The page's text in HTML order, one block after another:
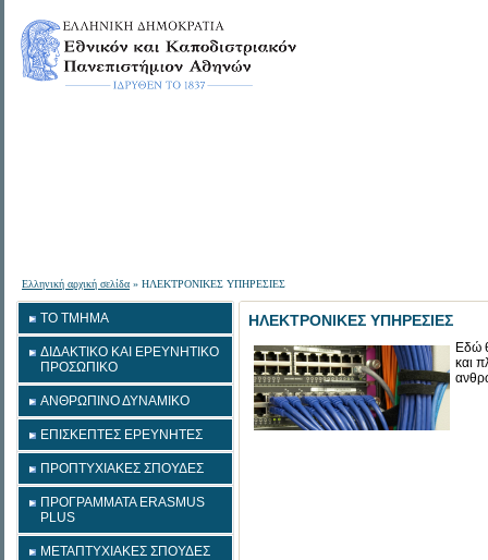
Ελληνική αρχική σελίδα » ΗΛΕΚΤΡΟΝΙΚΕΣ ΥΠΗΡΕΣΙΕΣ
ΤΟ ΤΜΗΜΑ
ΔΙΔΑΚΤΙΚΟ ΚΑΙ ΕΡΕΥΝΗΤΙΚΟ
ΠΡΟΣΩΠΙΚΟ
ΑΝΘΡΩΠΙΝΟ ΔΥΝΑΜΙΚΟ
ΕΠΙΣΚΕΠΤΕΣ ΕΡΕΥΝΗΤΕΣ
ΠΡΟΠΤΥΧΙΑΚΕΣ ΣΠΟΥΔΕΣ
ΠΡΟΓΡΑΜΜΑΤΑ ERASMUS
PLUS
ΜΕΤΑΠΤΥΧΙΑΚΕΣ ΣΠΟΥΔΕΣ
ΗΛΕΚΤΡΟΝΙΚΕΣ ΥΠΗΡΕΣΙΕΣ
Εδώ
και